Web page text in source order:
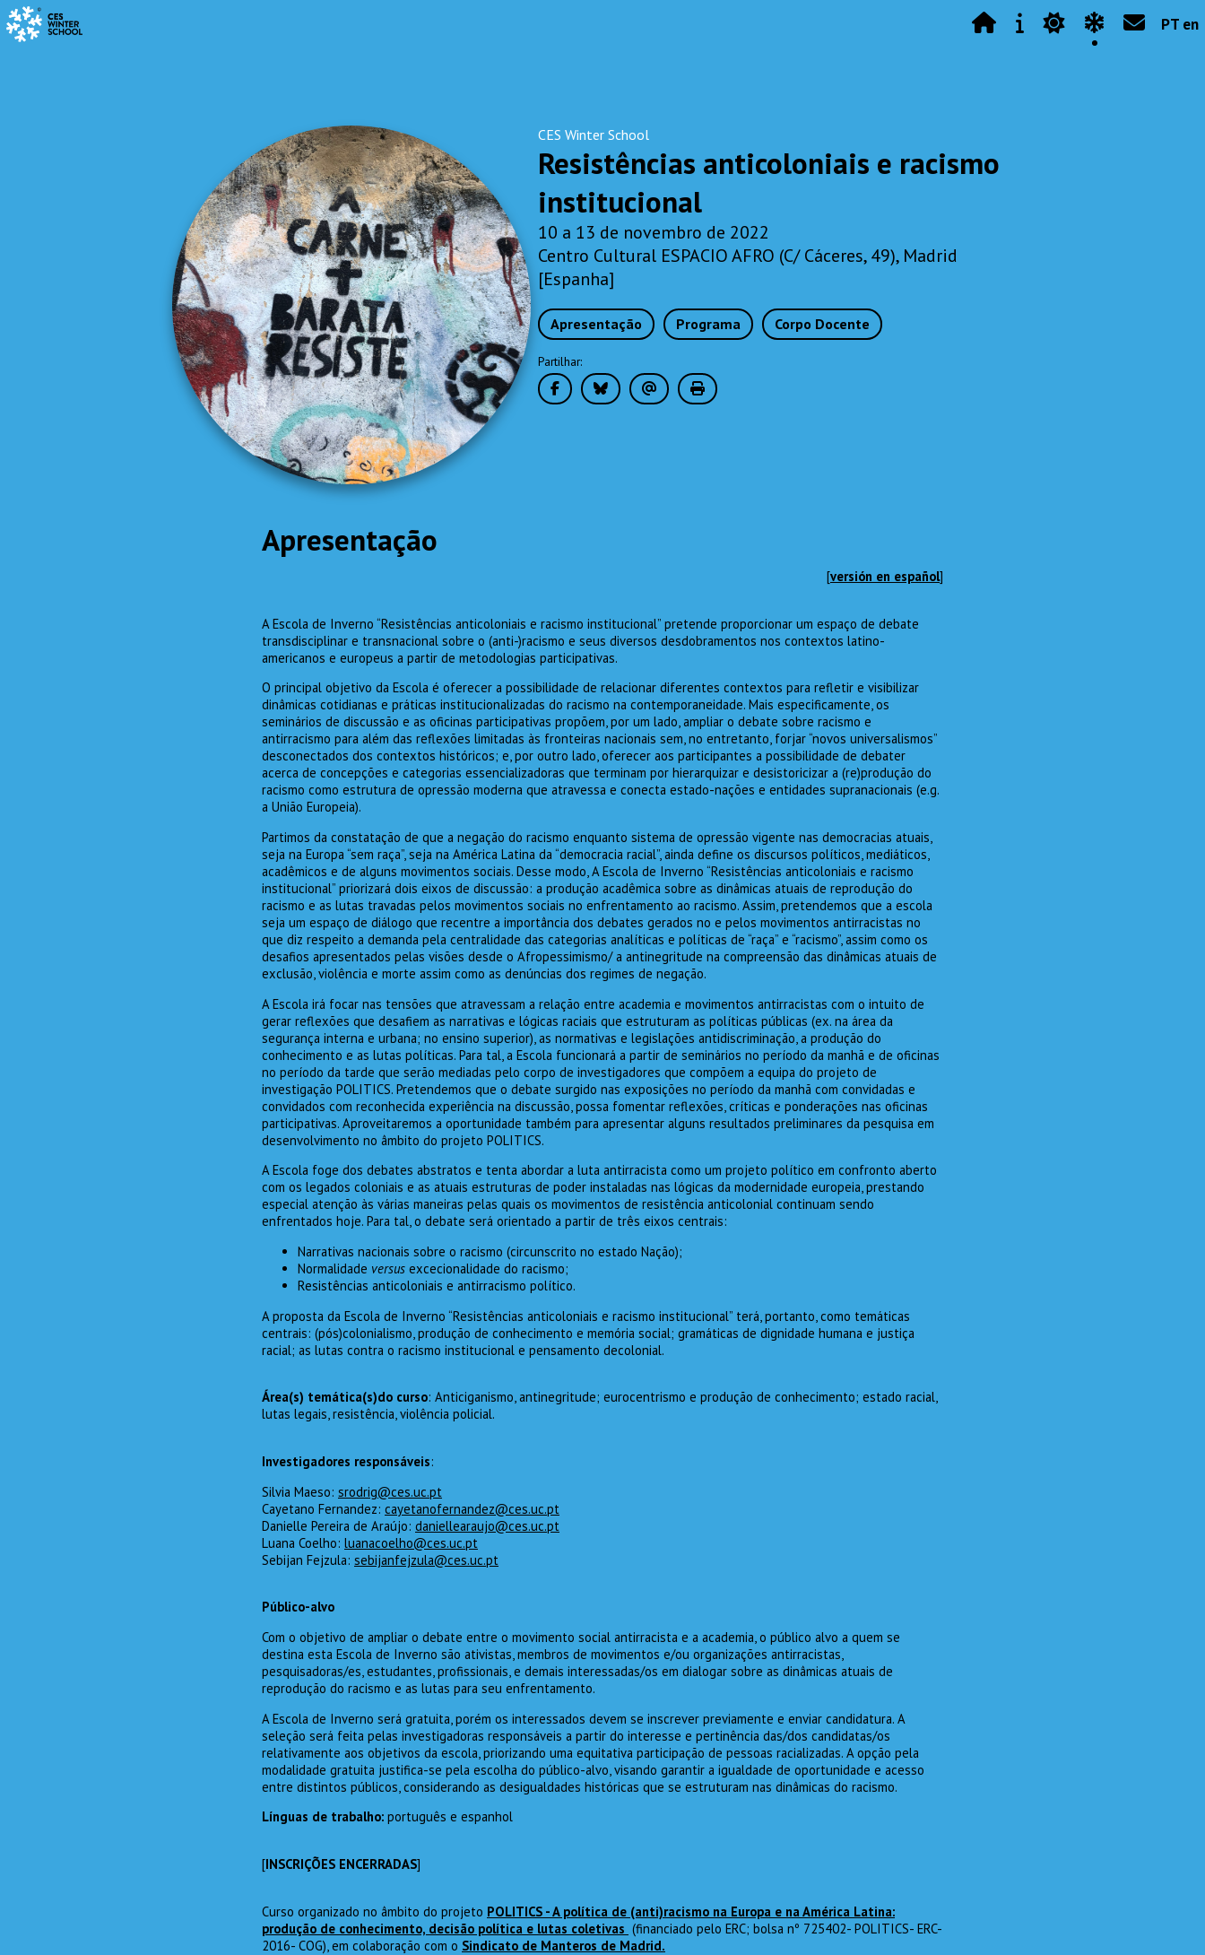
PT en
CES Winter School
Resistências anticoloniais e racismo
institucional
10 a 13 de novembro de 2022
Centro Cultural ESPACIO AFRO (C/ Cáceres, 49), Madrid
[Espanha]
Apresentação Programa Corpo Docente
Partilhar:
Apresentação
[versión en español]
A Escola de Inverno “Resistências anticoloniais e racismo institucional” pretende proporcionar um espaço de debate
transdisciplinar e transnacional sobre o (anti-)racismo e seus diversos desdobramentos nos contextos latino-
americanos e europeus a partir de metodologias participativas.
O principal objetivo da Escola é oferecer a possibilidade de relacionar diferentes contextos para refletir e visibilizar
dinâmicas cotidianas e práticas institucionalizadas do racismo na contemporaneidade. Mais especificamente, os
seminários de discussão e as oficinas participativas propõem, por um lado, ampliar o debate sobre racismo e
antirracismo para além das reflexões limitadas às fronteiras nacionais sem, no entretanto, forjar “novos universalismos”
desconectados dos contextos históricos; e, por outro lado, oferecer aos participantes a possibilidade de debater
acerca de concepções e categorias essencializadoras que terminam por hierarquizar e desistoricizar a (re)produção do
racismo como estrutura de opressão moderna que atravessa e conecta estado-nações e entidades supranacionais (e.g.
a União Europeia).
Partimos da constatação de que a negação do racismo enquanto sistema de opressão vigente nas democracias atuais,
seja na Europa “sem raça”, seja na América Latina da “democracia racial”, ainda define os discursos políticos, mediáticos,
acadêmicos e de alguns movimentos sociais. Desse modo, A Escola de Inverno “Resistências anticoloniais e racismo
institucional” priorizará dois eixos de discussão: a produção acadêmica sobre as dinâmicas atuais de reprodução do
racismo e as lutas travadas pelos movimentos sociais no enfrentamento ao racismo. Assim, pretendemos que a escola
seja um espaço de diálogo que recentre a importância dos debates gerados no e pelos movimentos antirracistas no
que diz respeito a demanda pela centralidade das categorias analíticas e políticas de “raça” e “racismo”, assim como os
desafios apresentados pelas visões desde o Afropessimismo/ a antinegritude na compreensão das dinâmicas atuais de
exclusão, violência e morte assim como as denúncias dos regimes de negação.
A Escola irá focar nas tensões que atravessam a relação entre academia e movimentos antirracistas com o intuito de
gerar reflexões que desafiem as narrativas e lógicas raciais que estruturam as políticas públicas (ex. na área da
segurança interna e urbana; no ensino superior), as normativas e legislações antidiscriminação, a produção do
conhecimento e as lutas políticas. Para tal, a Escola funcionará a partir de seminários no período da manhã e de oficinas
no período da tarde que serão mediadas pelo corpo de investigadores que compõem a equipa do projeto de
investigação POLITICS. Pretendemos que o debate surgido nas exposições no período da manhã com convidadas e
convidados com reconhecida experiência na discussão, possa fomentar reflexões, críticas e ponderações nas oficinas
participativas. Aproveitaremos a oportunidade também para apresentar alguns resultados preliminares da pesquisa em
desenvolvimento no âmbito do projeto POLITICS.
A Escola foge dos debates abstratos e tenta abordar a luta antirracista como um projeto político em confronto aberto
com os legados coloniais e as atuais estruturas de poder instaladas nas lógicas da modernidade europeia, prestando
especial atenção às várias maneiras pelas quais os movimentos de resistência anticolonial continuam sendo
enfrentados hoje. Para tal, o debate será orientado a partir de três eixos centrais:
Narrativas nacionais sobre o racismo (circunscrito no estado Nação);
Normalidade versus excecionalidade do racismo;
Resistências anticoloniais e antirracismo político.
A proposta da Escola de Inverno “Resistências anticoloniais e racismo institucional” terá, portanto, como temáticas
centrais: (pós)colonialismo, produção de conhecimento e memória social; gramáticas de dignidade humana e justiça
racial; as lutas contra o racismo institucional e pensamento decolonial.
Área(s) temática(s)do curso: Anticiganismo, antinegritude; eurocentrismo e produção de conhecimento; estado racial,
lutas legais, resistência, violência policial.
Investigadores responsáveis:
Silvia Maeso: srodrig@ces.uc.pt
Cayetano Fernandez: cayetanofernandez@ces.uc.pt
Danielle Pereira de Araújo: daniellearaujo@ces.uc.pt
Luana Coelho: luanacoelho@ces.uc.pt
Sebijan Fejzula: sebijanfejzula@ces.uc.pt
Público-alvo
Com o objetivo de ampliar o debate entre o movimento social antirracista e a academia, o público alvo a quem se
destina esta Escola de Inverno são ativistas, membros de movimentos e/ou organizações antirracistas,
pesquisadoras/es, estudantes, profissionais, e demais interessadas/os em dialogar sobre as dinâmicas atuais de
reprodução do racismo e as lutas para seu enfrentamento.
A Escola de Inverno será gratuita, porém os interessados devem se inscrever previamente e enviar candidatura. A
seleção será feita pelas investigadoras responsáveis a partir do interesse e pertinência das/dos candidatas/os
relativamente aos objetivos da escola, priorizando uma equitativa participação de pessoas racializadas. A opção pela
modalidade gratuita justifica-se pela escolha do público-alvo, visando garantir a igualdade de oportunidade e acesso
entre distintos públicos, considerando as desigualdades históricas que se estruturam nas dinâmicas do racismo.
Línguas de trabalho: português e espanhol
[INSCRIÇÕES ENCERRADAS]
Curso organizado no âmbito do projeto POLITICS - A política de (anti)racismo na Europa e na América Latina:
produção de conhecimento, decisão política e lutas coletivas (financiado pelo ERC; bolsa nº 725402- POLITICS- ERC-
2016- COG), em colaboração com o Sindicato de Manteros de Madrid.